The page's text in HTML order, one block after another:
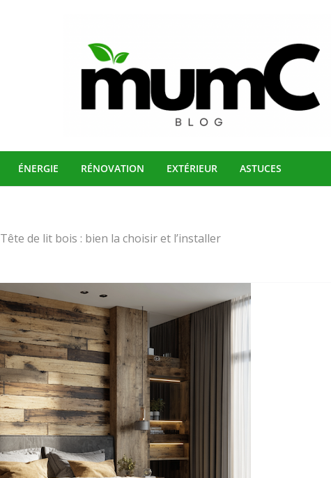
ÉNERGIE RÉNOVATION EXTÉRIEUR ASTUCES
Tête de lit bois : bien la choisir et l’installer